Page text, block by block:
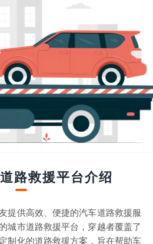
路救援平台介绍
提供高效、便捷的汽车道路救援服
城市道路救援平台，穿越者覆盖了
制化的道路救援方案，旨在帮助车